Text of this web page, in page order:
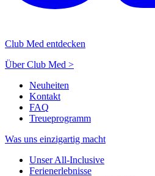
Club Med entdecken
Über Club Med >
Neuheiten
Kontakt
FAQ
Treueprogramm
Was uns einzigartig macht
Unser All-Inclusive
Ferienerlebnisse